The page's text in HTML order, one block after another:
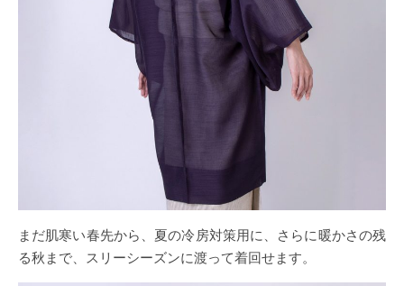
まだ肌寒い春先から、夏の冷房対策用に、さらに暖かさの残
る秋まで、スリーシーズンに渡って着回せます。